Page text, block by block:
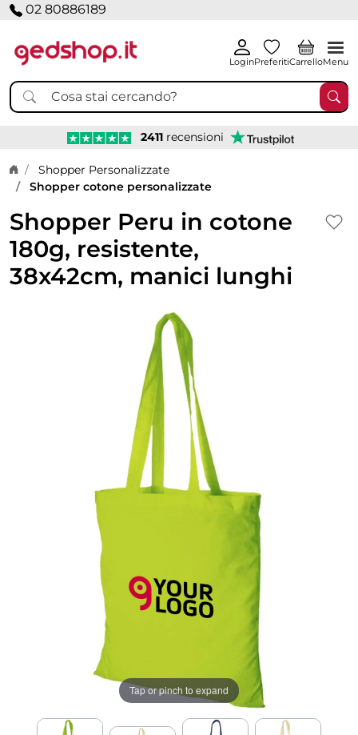
02 80886189
LoginPreferitiCarrelloMenu
2411 recensioni
Home page
Shopper Personalizzate
Shopper cotone personalizzate
Shopper Peru in cotone
180g, resistente,
38x42cm, manici lunghi
Tap or pinch to expand